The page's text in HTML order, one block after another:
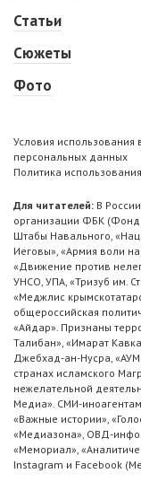
Статьи
Сюжеты
Фото
Условия использования
персональных данных
Политика
Для читателей: В
организации ФБК (Фонд
Штабы Навального,
Иеговы», «Армия воли
«Движение против
УНСО, УПА, «Тризуб им.
«Меджлис
общероссийская
«Айдар». Признаны
Талибан», «Имарат
Джебхад-ан-Нусра, «АУМ
странах исламского
нежелательной
Медиа». СМИ-
«Важные истории»,
«Медиазона», ОВД-
«Мемориал»,
Instagram и Facebook